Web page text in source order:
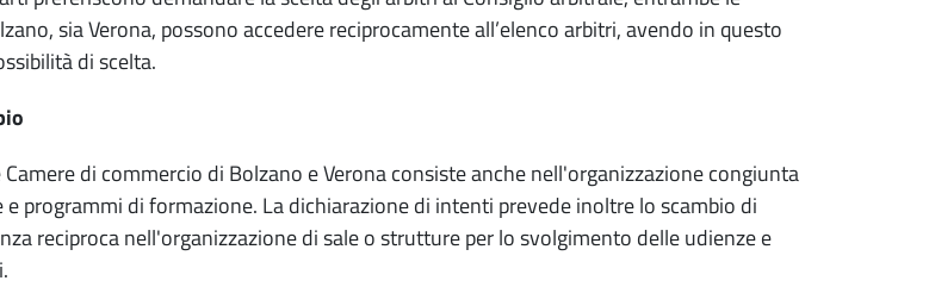
sia Verona, possono accedere reciprocamente all’elenco arbitri, avendo in questo
di scelta.
di commercio di Bolzano e Verona consiste anche nell'organizzazione congiunta
programmi di formazione. La dichiarazione di intenti prevede inoltre lo scambio di
reciproca nell'organizzazione di sale o strutture per lo svolgimento delle udienze e